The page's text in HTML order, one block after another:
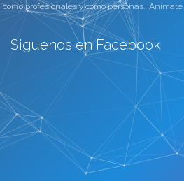
como profesionales y como personas.
Siguenos en Facebook